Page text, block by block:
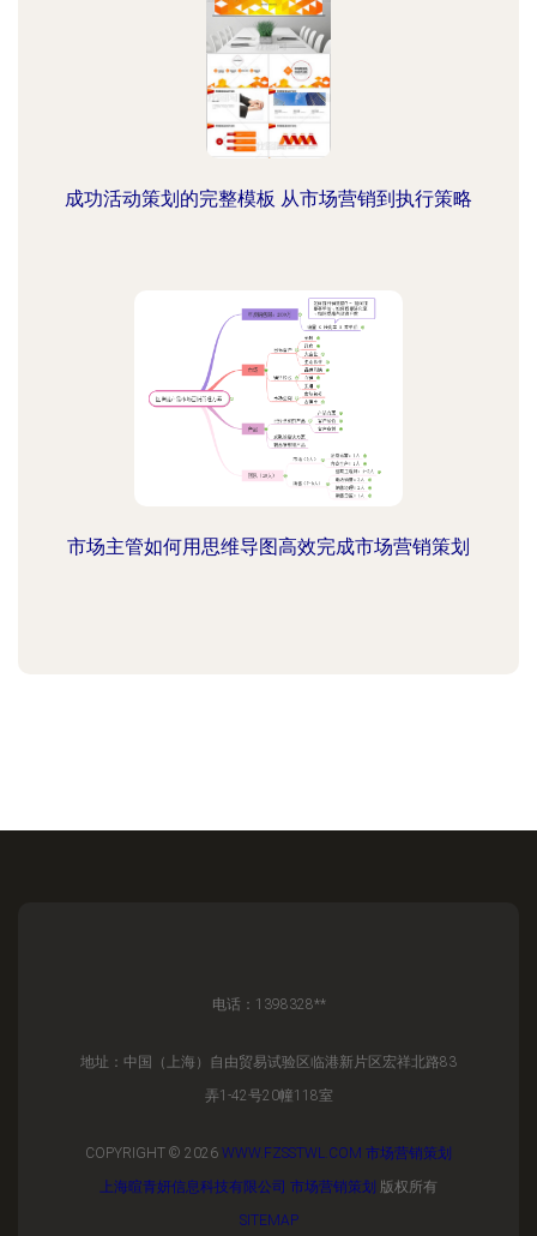
成功活动策划的完整模板 从市场营销到执行策略
市场主管如何用思维导图高效完成市场营销策划
电话：1398328**
地址：中国（上海）自由贸易试验区临港新片区宏祥北路83
弄1-42号20幢118室
COPYRIGHT © 2026 WWW.FZSSTWL.COM 市场营销策划
上海暄青妍信息科技有限公司 市场营销策划 版权所有
SITEMAP